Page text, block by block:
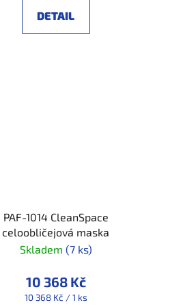
DETAIL
PAF-1014 CleanSpace
celoobličejová maska
Skladem (7 ks)
10 368 Kč
Měrná
10 368 Kč / 1 ks